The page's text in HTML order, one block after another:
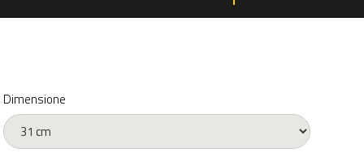
Dimensione